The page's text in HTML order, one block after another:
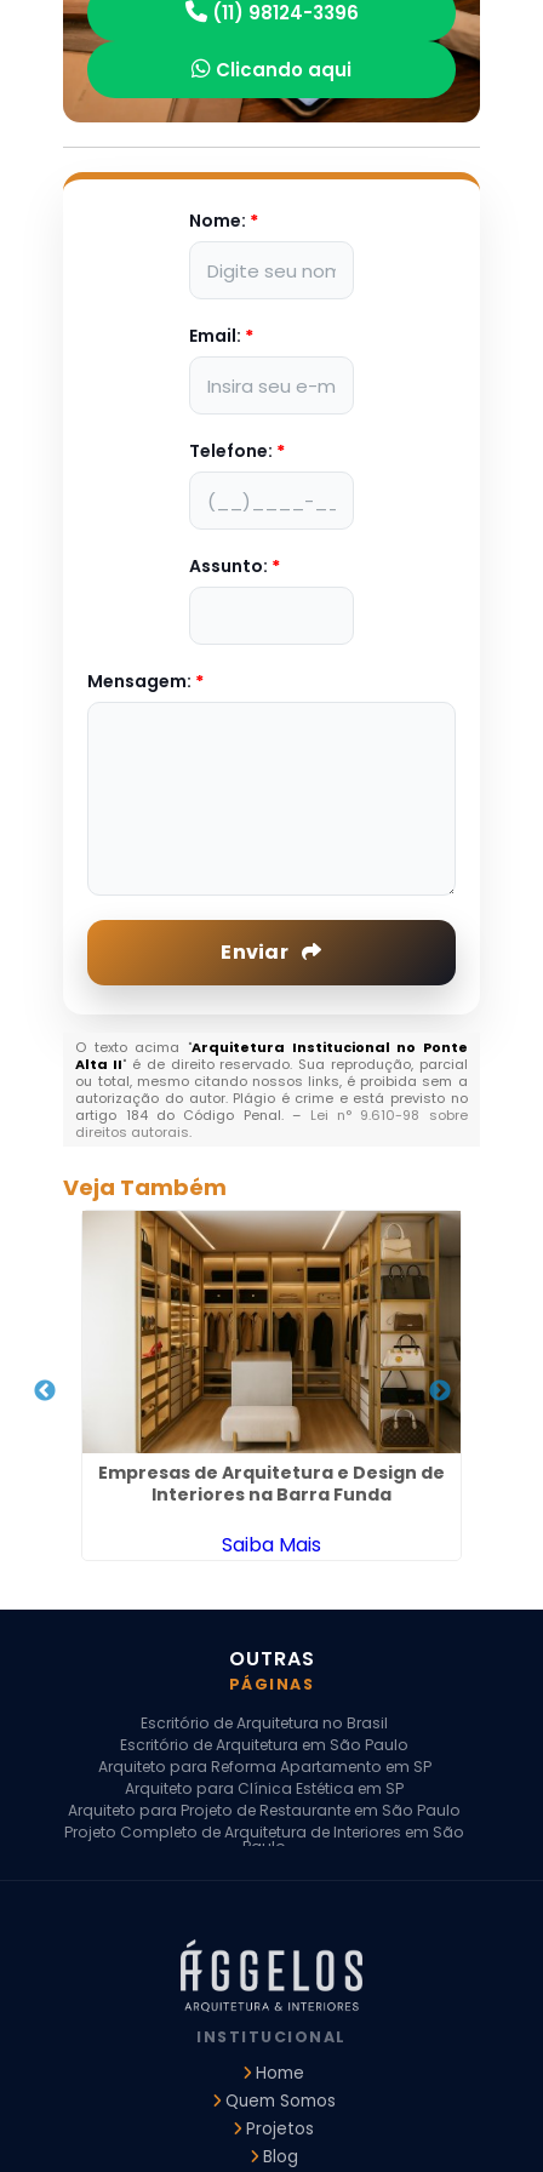
(11) 98124-3396
Clicando aqui
Nome: *
Email: *
Telefone: *
Assunto: *
Mensagem: *
Enviar
O texto acima "Arquitetura Institucional no Ponte
Alta II" é de direito reservado. Sua reprodução, parcial
ou total, mesmo citando nossos links, é proibida sem a
autorização do autor. Plágio é crime e está previsto no
artigo 184 do Código Penal. – Lei n° 9.610-98 sobre
direitos autorais.
Veja Também
Empresas de Arquitetura e Design de
Interiores na Barra Funda
Saiba Mais
OUTRAS
PÁGINAS
Escritório de Arquitetura no Brasil
Escritório de Arquitetura em São Paulo
Arquiteto para Reforma Apartamento em SP
Arquiteto para Clínica Estética em SP
Arquiteto para Projeto de Restaurante em São Paulo
Projeto Completo de Arquitetura de Interiores em São
Paulo
Arquiteto para Projeto Comercial em São Paulo
Arquiteto Comercial
Arquiteto para Reforma de Apartamento
Arquiteto para Reforma Residencial
Arquitetura para Reforma de Casas
Design de Interiores Apartamentos
Design de Interiores Residencial
Empresa de Arquitetura e Design
Empresas de Arquitetura e Design de Interiores
INSTITUCIONAL
Home
Quem Somos
Projetos
Blog